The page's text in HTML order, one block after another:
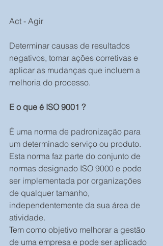
Act - Agir
Determinar causas de resultados
negativos, tomar ações corretivas e
aplicar as mudanças que incluem a
melhoria do processo.
E o que é ISO 9001 ?
É uma norma de padronização para
um determinado serviço ou produto.
Esta norma faz parte do conjunto de
normas designado ISO 9000 e pode
ser implementada por organizações
de qualquer tamanho,
independentemente da sua área de
atividade.
Tem como objetivo melhorar a gestão
de uma empresa e pode ser aplicado